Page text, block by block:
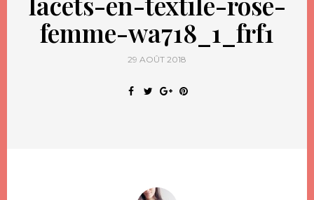
femme-wa718_1_frf1
29 AOÛT 2018